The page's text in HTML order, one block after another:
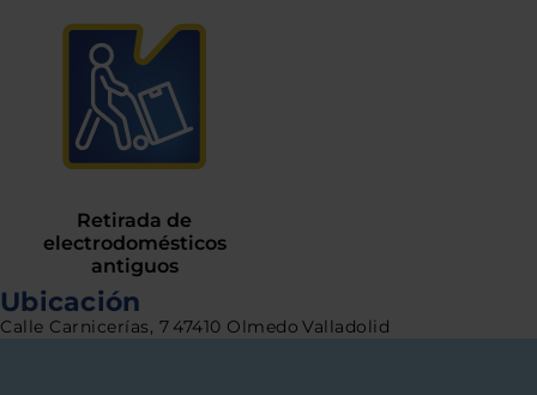
Retirada de
electrodomésticos
antiguos
Ubicación
Calle Carnicerías, 7 47410 Olmedo Valladolid